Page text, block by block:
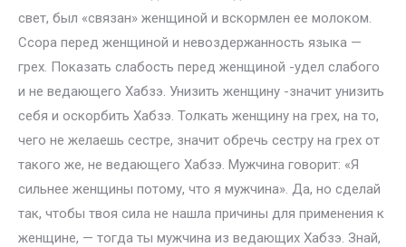
свет, был «связан» женщиной и вскормлен ее молоком.
Ссора перед женщиной и невоздержанность языка —
грех. Показать слабость перед женщиной -удел слабого
и не ведающего Хабзэ. Унизить женщину -значит унизить
себя и оскорбить Хабзэ. Толкать женщину на грех, на то,
чего не желаешь сестре, значит обречь сестру на грех от
такого же, не ведающего Хабзэ. Мужчина говорит: «Я
сильнее женщины потому, что я мужчина». Да, но сделай
так, чтобы твоя сила не нашла причины для применения к
женщине, — тогда ты мужчина из ведающих Хабзэ. Знай,